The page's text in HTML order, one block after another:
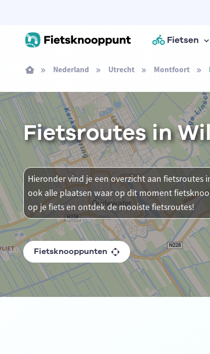
Fietsen
Nederland Utrecht Montfoort
Fietsroutes in
Hieronder vind je een overzicht aan fietsroutes
ook alle plaatsen waar op dit moment
op je fiets en ontdek de mooiste fietsroutes!
Fietsknooppunten